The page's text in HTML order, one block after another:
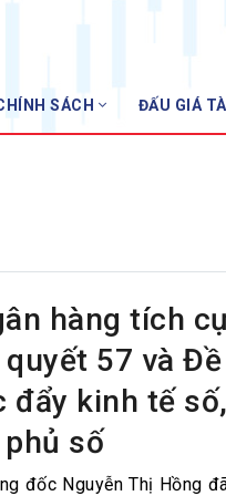
SÁCH ĐẤU GIÁ
hàng tích
quyết 57 và
đẩy kinh tế
số
đốc Nguyễn Thị Hồng